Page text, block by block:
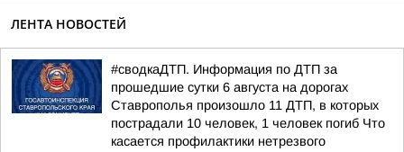
ЛЕНТА НОВОСТЕЙ
#сводкаДТП. Информация по ДТП за
прошедшие сутки 6 августа на дорогах
Ставрополья произошло 11 ДТП, в которых
пострадали 10 человек, 1 человек погиб Что
касается профилактики нетрезвого